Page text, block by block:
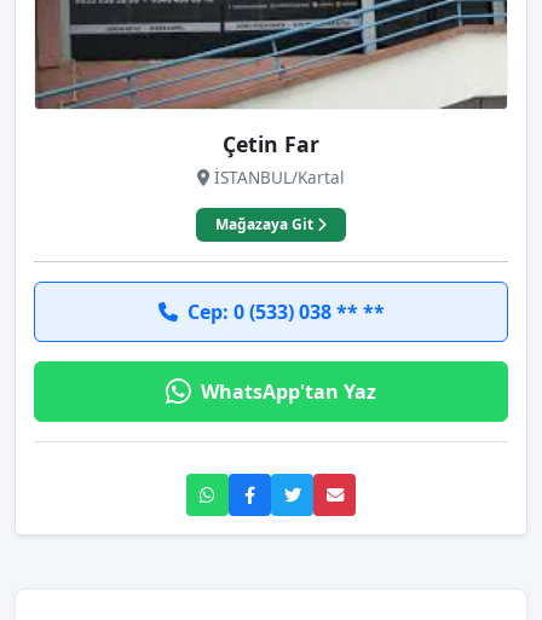
Çetin Far
İSTANBUL/Kartal
Mağazaya Git
Cep: 0 (533) 038 ** **
WhatsApp'tan Yaz